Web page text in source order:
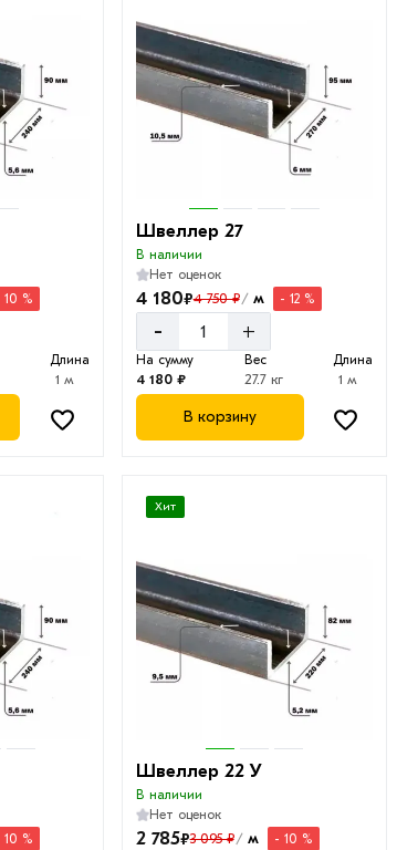
10 %
Длина
1 м
Швеллер 27
В наличии
Нет оценок
4 180₽4 750 ₽/м - 12 %
- +
На сумму
4 180 ₽
Вес
27.7 кг
Длина
1 м
В корзину
10 %
Хит
Швеллер 22 У
В наличии
Нет оценок
2 785₽3 095 ₽/м - 10 %